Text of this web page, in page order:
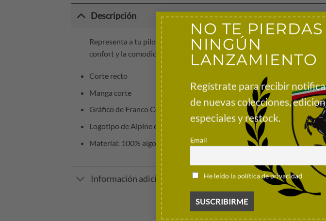
NO TE PIERDAS
NINGÚN
LANZAMIENTO
Regístrate para recibir
de nuevas colecciones,
especiales y restock.
Email
He leído la política de privacidad
Descripción
Representa a tu piloto de F1 favorito con la Playera Franco Colapinto
confort y la comodidad de la capucha regulable y el espacioso bolsillo
Corte recto
Manga corte
Gráfico de Franco Colapinto en la espalda
Logotipo de Alpine en el pecho
Material: 100% algodón
Información adicional